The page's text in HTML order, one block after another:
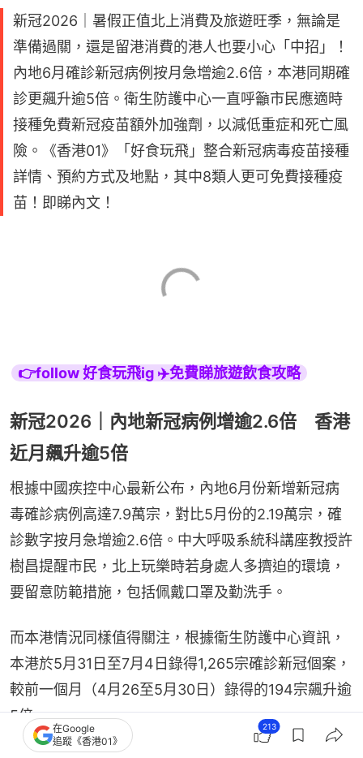
新冠2026｜暑假正值北上消費及旅遊旺季，無論是
準備過關，還是留港消費的港人也要小心「中招」！
內地6月確診新冠病例按月急增逾2.6倍，本港同期確
診更飆升逾5倍。衛生防護中心一直呼籲市民應適時
接種免費新冠疫苗額外加強劑，以減低重症和死亡風
險。《香港01》「好食玩飛」整合新冠病毒疫苗接種
詳情、預約方式及地點，其中8類人更可免費接種疫
苗！即睇內文！
👉follow 好食玩飛ig ✈️免費睇旅遊飲食攻略
新冠2026｜內地新冠病例增逾2.6倍 香港
近月飆升逾5倍
根據中國疾控中心最新公布，內地6月份新增新冠病
毒確診病例高達7.9萬宗，對比5月份的2.19萬宗，確
診數字按月急增逾2.6倍。中大呼吸系統科講座教授許
樹昌提醒市民，北上玩樂時若身處人多擠迫的環境，
要留意防範措施，包括佩戴口罩及勤洗手。
而本港情況同樣值得關注，根據衞生防護中心資訊，
本港於5月31日至7月4日錄得1,265宗確診新冠個案，
較前一個月（4月26至5月30日）錄得的194宗飆升逾
5倍。
在Google
追蹤《香港01》
213